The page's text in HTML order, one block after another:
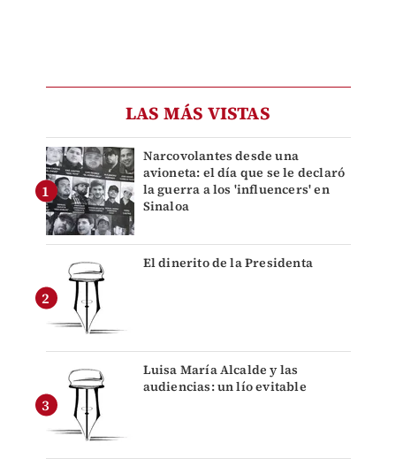
LAS MÁS VISTAS
Narcovolantes desde una
avioneta: el día que se le declaró
la guerra a los 'influencers' en
Sinaloa
El dinerito de la Presidenta
Luisa María Alcalde y las
audiencias: un lío evitable